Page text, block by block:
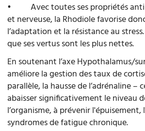
•
Avec toutes ses propriétés
et nerveuse, la Rhodiole favorise
l’adaptation et la résistance au
que ses vertus sont les plus nettes.
En soutenant l’axe Hypothalamus/
améliore la gestion des taux de
parallèle, la hausse de l’adrénaline –
abaisser significativement le niveau
l’organisme, à prévenir
syndromes de fatigue chronique.